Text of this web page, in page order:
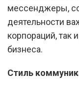
мессенджеры,
деятельности
корпораций, так
бизнеса.
Стиль